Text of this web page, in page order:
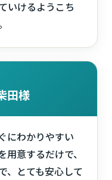
いけるようこち
田様
にわかりやすい
意するだけで、
、とても安心して